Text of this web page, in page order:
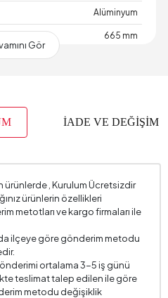
Alüminyum
665 mm
Gör
İADE VE DEĞİŞİM
ürünlerde , Kurulum Ücretsizdir
ürünlerin özellikleri
metotları ve kargo firmaları ile
ilçeye göre gönderim metodu
ortalama 3-5 iş günü
teslimat talep edilen ile göre
metodu değişiklik